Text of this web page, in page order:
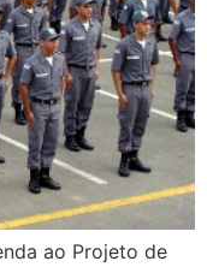
ao Projeto de